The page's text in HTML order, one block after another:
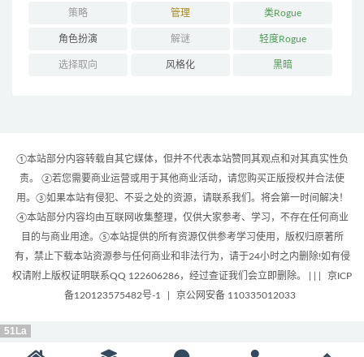
策略 管理 类Rogue
角色扮演 解谜 轻度Rogue
选择取向 风格化 黑暗
①本站部分内容转载自其它媒体，但并不代表本站赞同其观点和对其真实性负
责。 ②若您需要商业运营或用于其他商业活动，请您购买正版授权并合法使
用。③如果本站有侵犯、不妥之处的资源，请联系我们。将会第一时间解决！
④本站部分内容均由互联网收集整理，仅供大家参考、学习，不存在任何商业
目的与商业用途。⑤本站提供的所有资源仅供参考学习使用，版权归原著所
有，禁止下载本站资源参与任何商业和非法行为，请于24小时之内删除!如有侵
权请附上版权证明联系QQ 122606286，经过查证我们会立即删除。 | |
京ICP
备120123575482号-1
京公网安备 110335012033
51La